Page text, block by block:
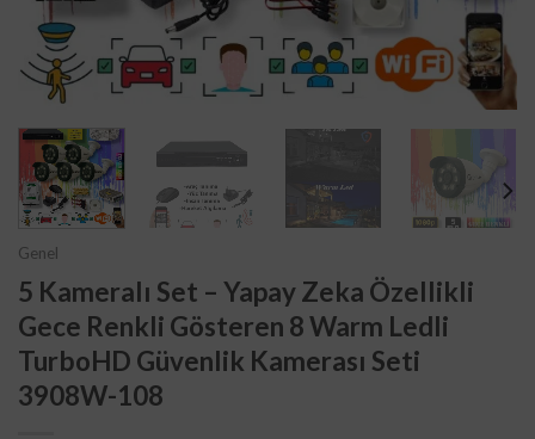
Genel
5 Kameralı Set – Yapay Zeka Özellikli
Gece Renkli Gösteren 8 Warm Ledli
TurboHD Güvenlik Kamerası Seti
3908W-108